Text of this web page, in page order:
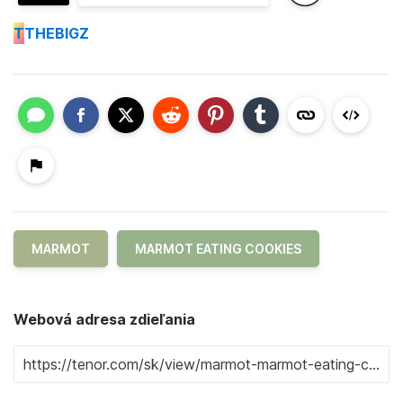
TTHEBIGZ
MARMOT MARMOT EATING COOKIES
Webová adresa zdieľania